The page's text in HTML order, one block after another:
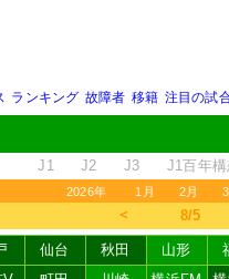
ランキング 故障者 移籍 注目の試
J1 J2 J3 J1百年構
2026年 1月 2月
＜ 8/5
仙台 秋田 山形